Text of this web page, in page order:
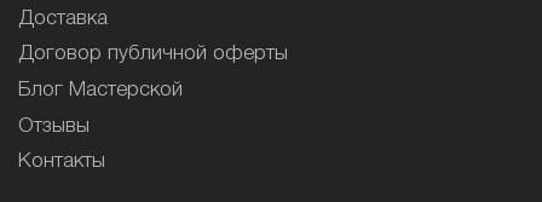
Доставка
Договор публичной оферты
Блог Мастерской
Отзывы
Контакты